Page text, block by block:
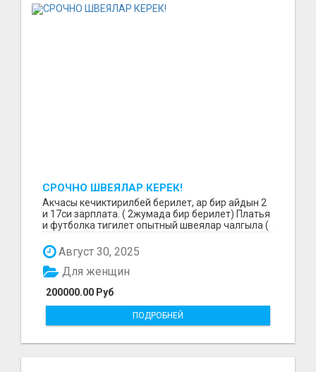
СРОЧНО ШВЕЯЛАР КЕРЕК!
Акчасы кечиктирилбей берилет, ар бир айдын 2
и 17си зарплата. ( 2жумада бир берилет) Платья
и футболка тигилет опытный швеялар чалгыла (
Август 30, 2025
200000.00 Руб
Для женщин
ПОДРОБНЕЙ